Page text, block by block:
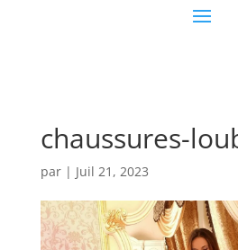
chaussures-
par | Juil 21, 2023